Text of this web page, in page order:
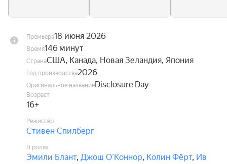
Премьера18 июня 2026
Время146 минут
СтранаСША, Канада, Новая Зеландия, Япония
Год производства2026
Оригинальное названиеDisclosure Day
Возраст
16+
Режиссёр
Стивен Спилберг
В ролях
Эмили Блант, Джош О’Коннор, Колин Фёрт, Ив